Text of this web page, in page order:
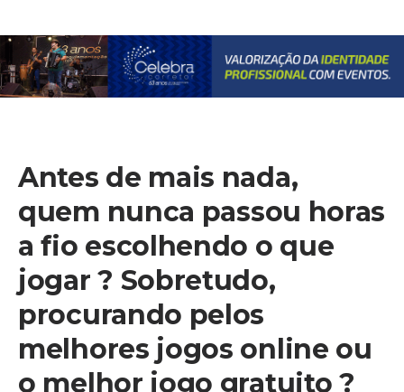
Antes de mais nada,
quem nunca passou horas
a fio escolhendo o que
jogar ? Sobretudo,
procurando pelos
melhores jogos online ou
o melhor jogo gratuito ?